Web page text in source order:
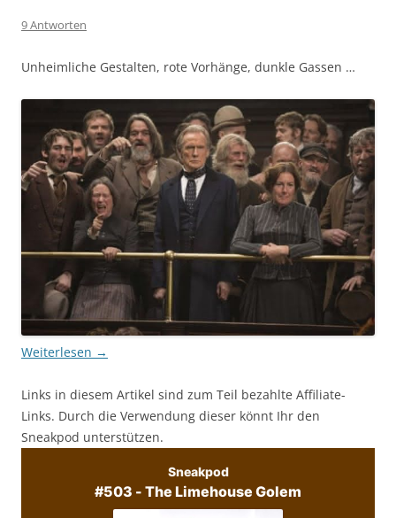
9 Antworten
Unheimliche Gestalten, rote Vorhänge, dunkle Gassen …
Weiterlesen →
Links in diesem Artikel sind zum Teil bezahlte Affiliate-
Links. Durch die Verwendung dieser könnt Ihr den
Sneakpod unterstützen.